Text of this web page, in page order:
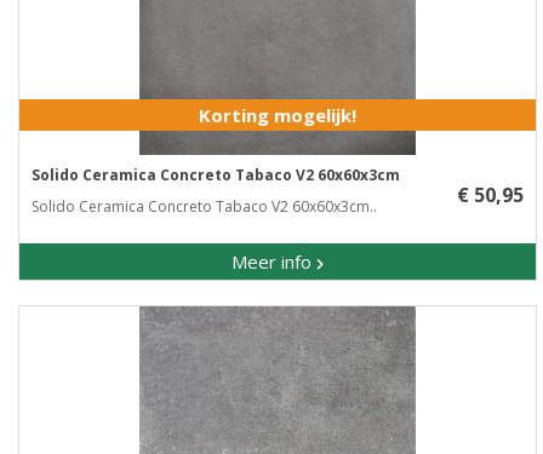
Korting mogelijk!
Solido Ceramica Concreto Tabaco V2 60x60x3cm
Solido Ceramica Concreto Tabaco V2 60x60x3cm..
Meer info
€ 50,95